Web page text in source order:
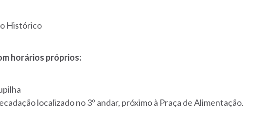
Histórico
horários próprios:
localizado no 3º andar, próximo à Praça de Alimentação.